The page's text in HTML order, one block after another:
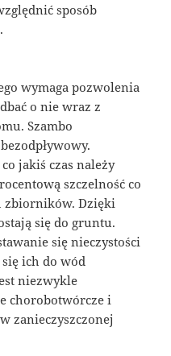
sposób
wymaga pozwolenia
o nie wraz z
Szambo
jakiś czas należy
szczelność co
zbiorników. Dzięki
się do gruntu.
się nieczystości
ich do wód
niezwykle
chorobotwórcze i
zanieczyszczonej